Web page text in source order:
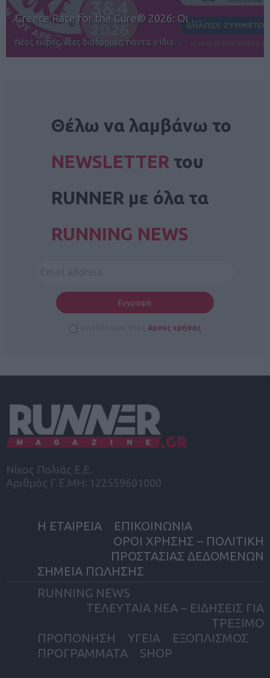
Οι …
ίδιο…
12ος TUI Rhodes Marathon:
Αγώνες για όλους στην Ρόδο
Θέλω να λαμβάνω το
NEWSLETTER του
RUNNER με όλα τα
RUNNING NEWS
όρους χρήσης
Νίκος Πολιάς Ε.Ε.
Αριθμός Γ.Ε.ΜΗ: 122559601000
Η ΕΤΑΙΡΕΙΑ
ΕΠΙΚΟΙΝΩΝΙΑ
ΟΡΟΙ ΧΡΗΣΗΣ – ΠΟΛΙΤΙΚΗ
ΠΡΟΣΤΑΣΙΑΣ ΔΕΔΟΜΕΝΩΝ
ΣΗΜΕΙΑ ΠΩΛΗΣΗΣ
RUNNING NEWS
ΤΕΛΕΥΤΑΙΑ ΝΕΑ – ΕΙΔΗΣΕΙΣ ΓΙΑ
ΤΡΕΞΙΜΟ
ΠΡΟΠΟΝΗΣΗ
ΥΓΕΙΑ
ΕΞΟΠΛΙΣΜΟΣ
ΠΡΟΓΡΑΜΜΑΤΑ
SHOP